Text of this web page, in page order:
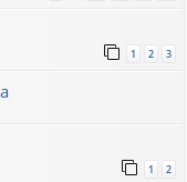
1 2 3
1 2